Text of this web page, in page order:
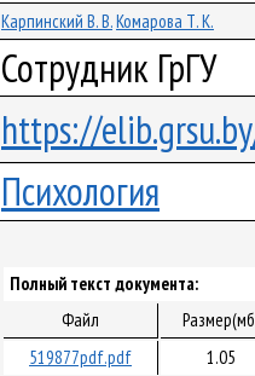
Карпинский В. В.Комарова Т. К.
Сотрудник ГрГУ
https://
Психология
Полный текст документа:
Файл
519877pdf.pdf
1.05